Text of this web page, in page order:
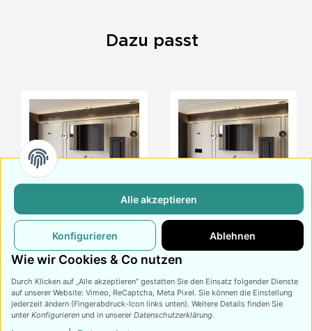
Dazu passt
Badmöbel Set Arin
Anthrazit Konsole 100
Eiche
559,99€659,99€
Anthrazit Konsole 100
Walnuss
559,99€659,99€
Alle akzeptieren
Konfigurieren Ablehnen
Wie wir Cookies & Co nutzen
Durch Klicken auf „Alle akzeptieren“ gestatten Sie den Einsatz folgender Dienste
auf unserer Website: Vimeo, ReCaptcha, Meta Pixel. Sie können die Einstellung
jederzeit ändern (Fingerabdruck-Icon links unten). Weitere Details finden Sie
unter Konfigurieren und in unserer Datenschutzerklärung.